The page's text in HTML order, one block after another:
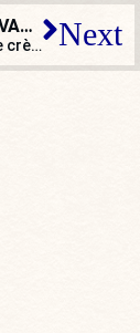
ARTICLE SUIVANT
Dordogne : une crèche de Noël incendiée, le maire dénonce un acte volontaire Next